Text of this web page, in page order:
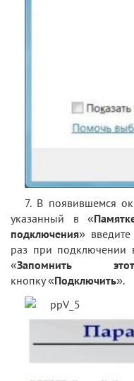
7. В появившемся
указанный в «
подключения»
раз при подключении
«Запомнить
кнопку «Подключить».